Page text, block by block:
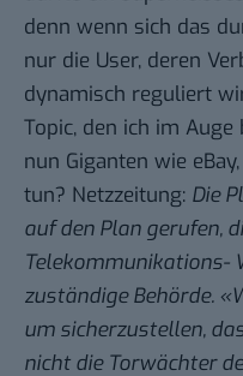
denn wenn sich das
nur die User, deren
dynamisch reguliert
Topic, den ich im
nun Giganten wie
tun? Netzzeitung: Die
auf den Plan gerufen,
Telekommunikations-
zuständige Behörde.
um sicherzustellen,
nicht die Torwächter